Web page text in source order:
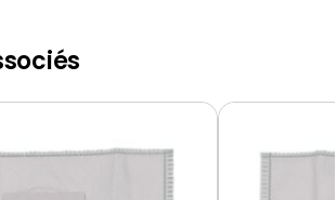
LG-GOLDSTAR FVD 370
LG-GOLDSTAR PASSION (Série)